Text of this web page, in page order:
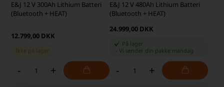
E&J 12 V 300Ah Lithium Batteri
(Bluetooth + HEAT)
12.799,00 DKK
Ikke på lager
- +
E&J 12 V 480Ah Lithium Batteri
(Bluetooth + HEAT)
24.999,00 DKK
På lager
Vi sender din pakke mandag
- +